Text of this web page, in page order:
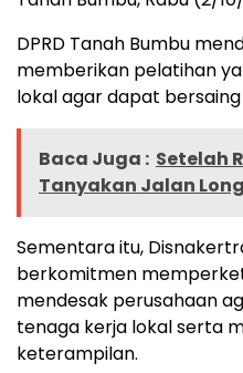
DPRD Tanah Bumbu
memberikan pelatihan
lokal agar dapat bersaing
Baca Juga : Setelah
Tanyakan Jalan
Sementara itu,
berkomitmen
mendesak perusahaan
tenaga kerja lokal serta
keterampilan.